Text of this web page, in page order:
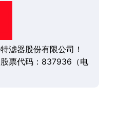
滤器股份有限公司！
票代码：837936（电